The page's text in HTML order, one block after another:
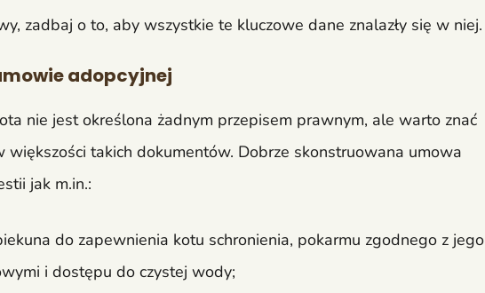
zadbaj o to, aby wszystkie te kluczowe dane znalazły się w niej.
adopcyjnej
nie jest określona żadnym przepisem prawnym, ale warto znać
większości takich dokumentów. Dobrze skonstruowana umowa
jak m.in.:
do zapewnienia kotu schronienia, pokarmu zgodnego z jego
i dostępu do czystej wody;